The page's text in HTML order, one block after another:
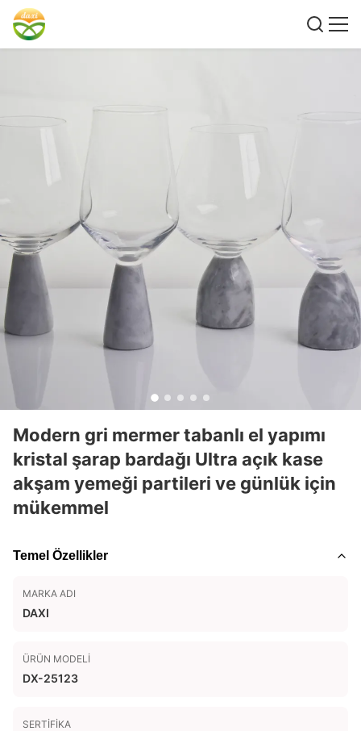
Modern gri mermer tabanlı el yapımı
kristal şarap bardağı Ultra açık kase
akşam yemeği partileri ve günlük için
mükemmel
Temel Özellikler
MARKA ADI
DAXI
ÜRÜN MODELI
DX-25123
SERTIFIKA